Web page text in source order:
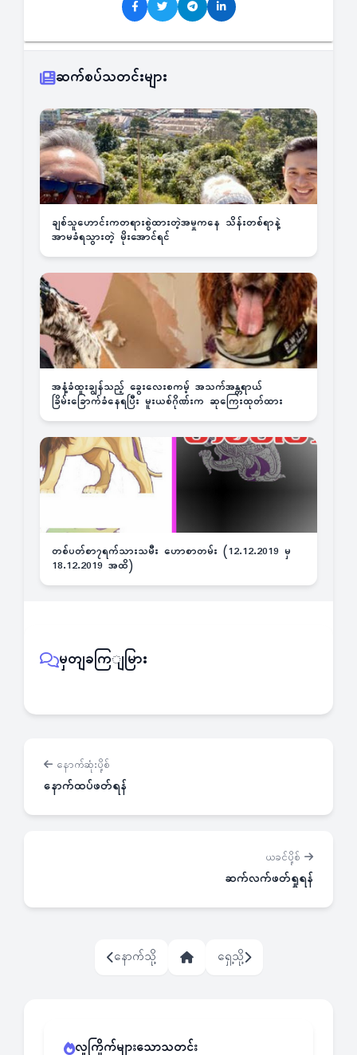
ဆက်စပ်သတင်းများ
ချစ်သူဟောင်းကတရားစွဲထားတဲ့အမှုကနေ သိန်းတစ်ရာနဲ့
အာမခံရသွားတဲ့ မိုးအောင်ရင်
အနံ့ခံထူးချွန်သည့် ခွေးလေးစကမ့် အသက်အန္တရာယ်
ခြိမ်းခြောက်ခံနေရပြီး မူးယစ်ဂိုဏ်းက ဆုကြေးထုတ်ထား
တစ်ပတ်စာ၇ရက်သားသမီး ဟောစာတမ်း (12.12.2019 မှ
18.12.2019 အထိ)
မှတျခကြျမြား
နောက်ဆုံးပို့စ်
နောက်ထပ်ဖတ်ရန်
ယခင်ပို့စ်
ဆက်လက်ဖတ်ရှုရန်
နောက်သို့ ရှေ့သို့
လူကြိုက်များသောသတင်း